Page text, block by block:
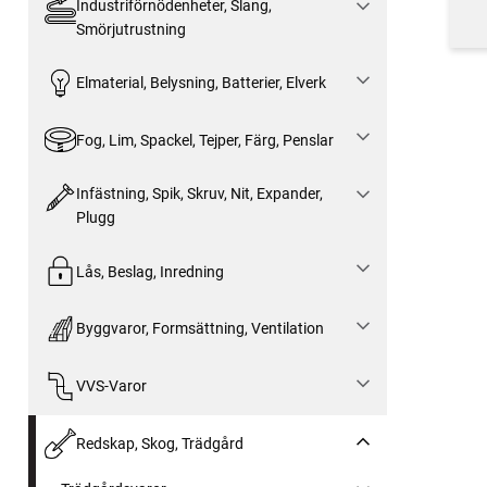
Industriförnödenheter, Slang,
Smörjutrustning
Elmaterial, Belysning, Batterier, Elverk
Fog, Lim, Spackel, Tejper, Färg, Penslar
Infästning, Spik, Skruv, Nit, Expander,
Plugg
Lås, Beslag, Inredning
Byggvaror, Formsättning, Ventilation
VVS-Varor
Redskap, Skog, Trädgård